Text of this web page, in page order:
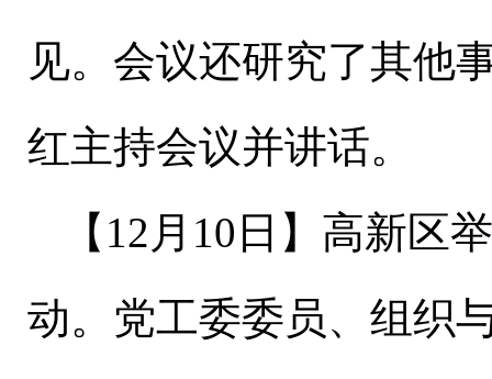
见。会议还研究了其他
红主持会议并讲话。
【 12 月 10 日 】 高新区
动。党工委委员、组织